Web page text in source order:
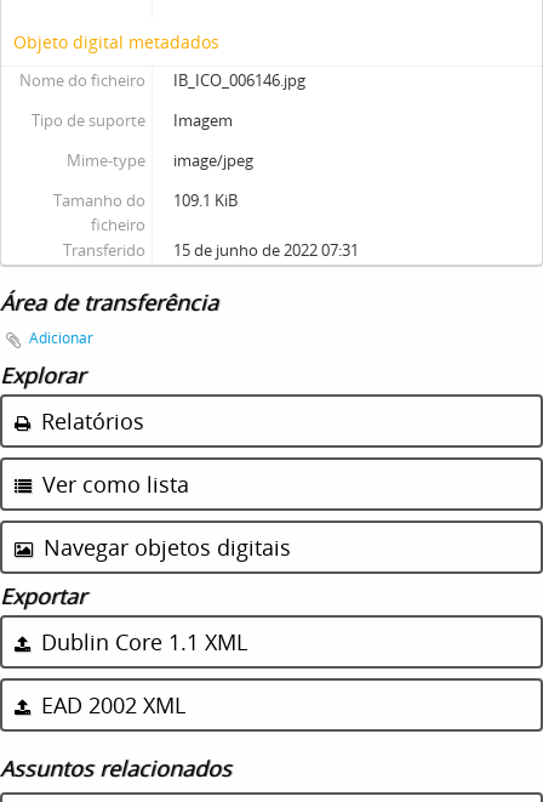
Objeto digital metadados
Nome do ficheiro
IB_ICO_006146.jpg
Tipo de suporte
Imagem
Mime-type
image/jpeg
Tamanho do
ficheiro
109.1 KiB
Transferido 15 de junho de 2022 07:31
Área de transferência
Adicionar
Explorar
Relatórios
Ver como lista
Navegar objetos digitais
Exportar
Dublin Core 1.1 XML
EAD 2002 XML
Assuntos relacionados